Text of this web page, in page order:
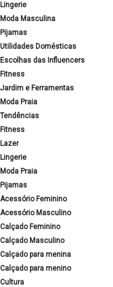
Lingerie
Moda Masculina
Pijamas
Utilidades Domésticas
Escolhas das Influencers
Fitness
Jardim e Ferramentas
Moda Praia
Tendências
Fitness
Lazer
Lingerie
Moda Praia
Pijamas
Acessório Feminino
Acessório Masculino
Calçado Feminino
Calçado Masculino
Calçado para menina
Calçado para menino
Cultura